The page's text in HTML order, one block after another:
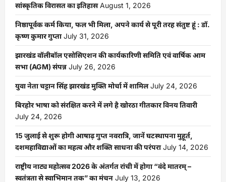
सांस्कृतिक विरासत का इतिहास August 1, 2026
निष्ठापूर्वक कर्म किया, फल भी मिला, अपने कार्य से पूरी तरह संतुष्ट हूं : डॉ.
कृष्ण कुमार गुप्ता July 31, 2026
झारखंड वॉलीबॉल एसोसिएशन की कार्यकारिणी समिति एवं वार्षिक आम
सभा (AGM) संपन्न July 26, 2026
युवा नेता चट्टान सिंह झारखंड मुक्ति मोर्चा में शामिल July 24, 2026
बिरहोर भाषा को संरक्षित करने में लगे है खोरठा गीतकार विनय तिवारी
July 24, 2026
15 जुलाई से शुरू होगी आषाढ़ गुप्त नवरात्रि, जानें घटस्थापना मुहूर्त,
दशमहाविद्याओं का महत्व और शक्ति साधना की परंपरा July 14, 2026
राष्ट्रीय नाट्य महोत्सव 2026 के अंतर्गत रांची में होगा “वंदे मातरम् –
स्वतंत्रता से स्वाभिमान तक” का मंचन July 13, 2026